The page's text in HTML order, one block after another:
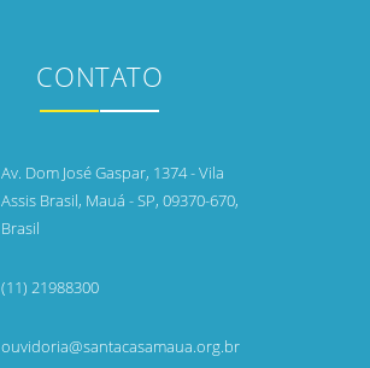
CONTATO
Av. Dom José Gaspar, 1374 - Vila
Assis Brasil, Mauá - SP, 09370-670,
Brasil
(11) 21988300
ouvidoria@santacasamaua.org.br